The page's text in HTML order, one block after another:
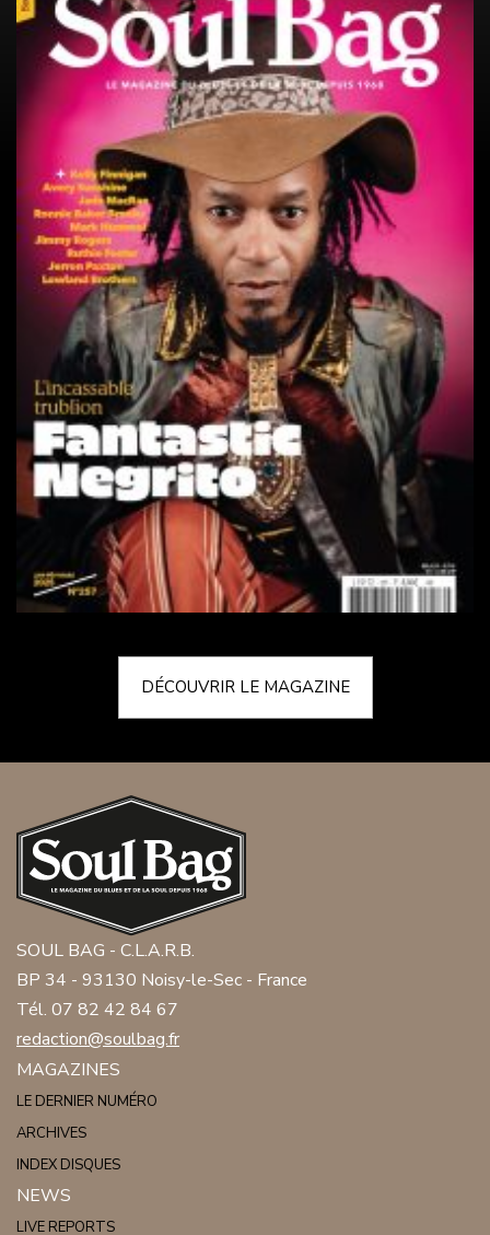
DÉCOUVRIR LE MAGAZINE
SOUL BAG - C.L.A.R.B.
BP 34 - 93130 Noisy-le-Sec - France
Tél. 07 82 42 84 67
redaction@soulbag.fr
MAGAZINES
LE DERNIER NUMÉRO
ARCHIVES
INDEX DISQUES
NEWS
LIVE REPORTS